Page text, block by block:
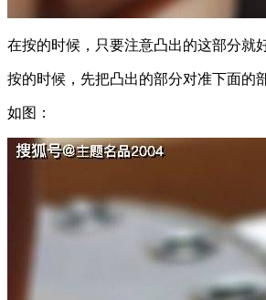
在按的时候，只要注意凸出的这部分就
按的时候，先把凸出的部分对准下面的
如图：